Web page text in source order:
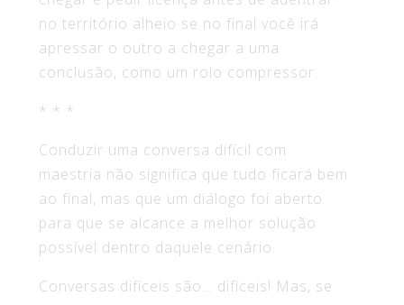
no território alheio se no final você irá
apressar o outro a chegar a uma
conclusão, como um rolo compressor.
* * *
Conduzir uma conversa difícil com
maestria não significa que tudo ficará bem
ao final, mas que um diálogo foi aberto
para que se alcance a melhor solução
possível dentro daquele cenário.
Conversas difíceis são… difíceis! Mas, se